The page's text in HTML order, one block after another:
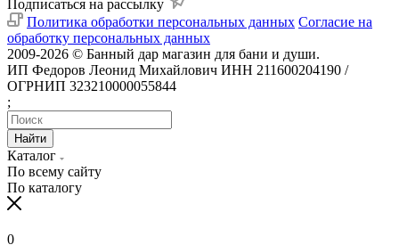
Подписаться на рассылку
Политика обработки персональных данных Согласие на
обработку персональных данных
2009-2026 © Банный дар магазин для бани и души.
ИП Федоров Леонид Михайлович ИНН 211600204190 /
ОГРНИП 323210000055844
;
Найти
Каталог
По всему сайту
По каталогу
0